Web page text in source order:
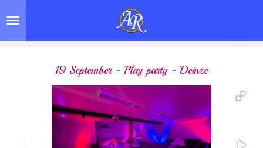
to
19 September - Play party - Deinze